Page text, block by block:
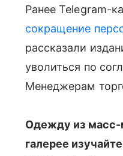
Ранее Telegram-
сокращение
рассказали
уволиться по
Менеджерам
Одежду из масс-
галерее